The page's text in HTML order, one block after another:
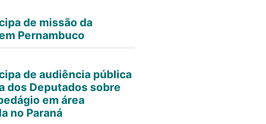
de missão da
Pernambuco
de audiência pública
dos Deputados sobre
em área
no Paraná